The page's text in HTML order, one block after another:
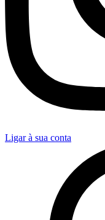
Ligar à sua conta